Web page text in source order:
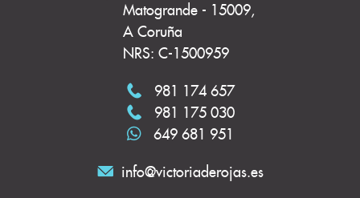
Matogrande - 15009,
A Coruña
NRS: C-1500959
981 174 657
981 175 030
649 681 951
info@victoriaderojas.es